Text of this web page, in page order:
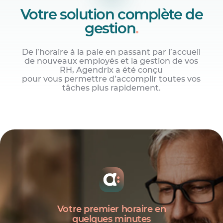
Votre solution complète de
gestion.
De l’horaire à la paie en passant par l’accueil
de nouveaux employés et la gestion de vos
RH, Agendrix a été conçu
pour vous permettre d’accomplir toutes vos
tâches plus rapidement.
Horaires de travail, demandes d’employés
Votre premier horaire en
quelques minutes